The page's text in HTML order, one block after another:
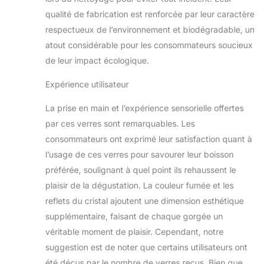
chaque gorgée est un
plaisir pour les sens.
Que vous soyez un
cet ensemble de verres
cadeau pour l'hôtesse
ultime, ajoutant une
touche d'élégance et
de sophistication à tout
intérieur. Le lot de
verres à vin colorés est
le complément parfait à
votre saison de
printemps et d'été à
venir. Les couleurs
subtiles sont parfaites
pour les
qualité de fabrication est renforcée par leur caractère
respectueux de l’environnement et biodégradable, un
atout considérable pour les consommateurs soucieux
de leur impact écologique.
Expérience utilisateur
La prise en main et l’expérience sensorielle offertes
par ces verres sont remarquables. Les
consommateurs ont exprimé leur satisfaction quant à
l’usage de ces verres pour savourer leur boisson
préférée, soulignant à quel point ils rehaussent le
plaisir de la dégustation. La couleur fumée et les
reflets du cristal ajoutent une dimension esthétique
supplémentaire, faisant de chaque gorgée un
véritable moment de plaisir. Cependant, notre
suggestion est de noter que certains utilisateurs ont